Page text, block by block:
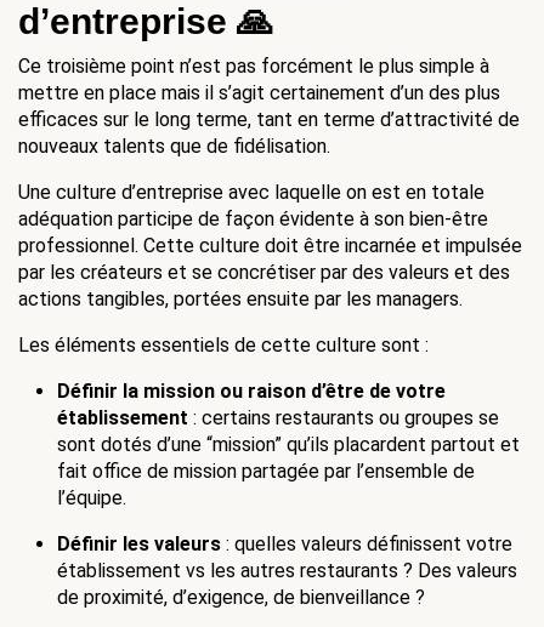
d’entreprise 🙏
Ce troisième point n’est pas forcément le plus simple à
mettre en place mais il s’agit certainement d’un des plus
efficaces sur le long terme, tant en terme d’attractivité de
nouveaux talents que de fidélisation.
Une culture d’entreprise avec laquelle on est en totale
adéquation participe de façon évidente à son bien-être
professionnel. Cette culture doit être incarnée et impulsée
par les créateurs et se concrétiser par des valeurs et des
actions tangibles, portées ensuite par les managers.
Les éléments essentiels de cette culture sont :
Définir la mission ou raison d’être de votre
établissement : certains restaurants ou groupes se
sont dotés d’une “mission” qu’ils placardent partout et
fait office de mission partagée par l’ensemble de
l’équipe.
Définir les valeurs : quelles valeurs définissent votre
établissement vs les autres restaurants ? Des valeurs
de proximité, d’exigence, de bienveillance ?